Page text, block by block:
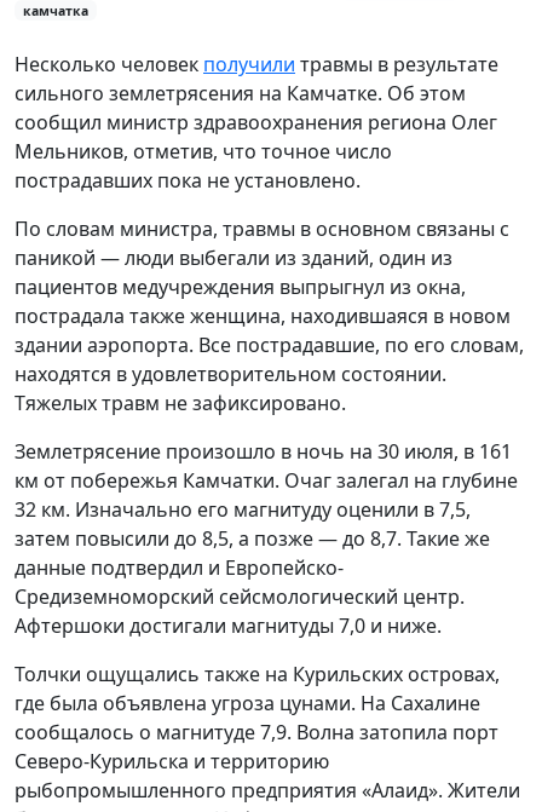
камчатка
Несколько человек получили травмы в результате
сильного землетрясения на Камчатке. Об этом
сообщил министр здравоохранения региона Олег
Мельников, отметив, что точное число
пострадавших пока не установлено.
По словам министра, травмы в основном связаны с
паникой — люди выбегали из зданий, один из
пациентов медучреждения выпрыгнул из окна,
пострадала также женщина, находившаяся в новом
здании аэропорта. Все пострадавшие, по его словам,
находятся в удовлетворительном состоянии.
Тяжелых травм не зафиксировано.
Землетрясение произошло в ночь на 30 июля, в 161
км от побережья Камчатки. Очаг залегал на глубине
32 км. Изначально его магнитуду оценили в 7,5,
затем повысили до 8,5, а позже — до 8,7. Такие же
данные подтвердил и Европейско-
Средиземноморский сейсмологический центр.
Афтершоки достигали магнитуды 7,0 и ниже.
Толчки ощущались также на Курильских островах,
где была объявлена угроза цунами. На Сахалине
сообщалось о магнитуде 7,9. Волна затопила порт
Северо-Курильска и территорию
рыбопромышленного предприятия «Алаид». Жители